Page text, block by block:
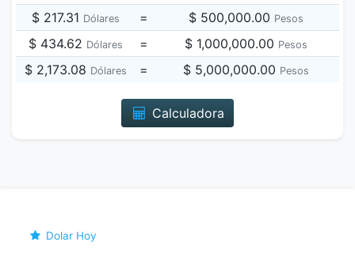
$ 217.31 Dólares = $ 500,000.00 Pesos
$ 434.62 Dólares = $ 1,000,000.00 Pesos
$ 2,173.08 Dólares = $ 5,000,000.00 Pesos
Calculadora
Dolar Hoy